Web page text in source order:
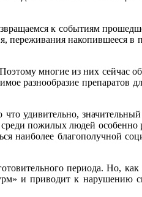
к событиям
переживания накопившееся в
многие из них сейчас
разнообразие препаратов
удивительно,
среди пожилых людей
наиболее благополучной
периода. Но,
и приводит к нарушению